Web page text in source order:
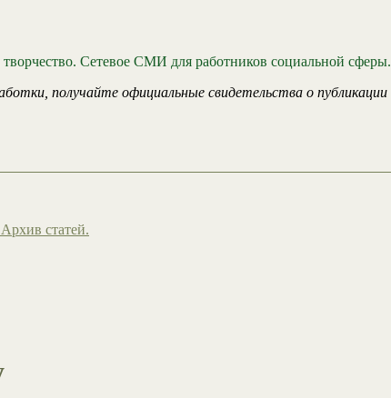
Сетевое СМИ для работников социальной сферы.
получайте официальные свидетельства о публикации
статей.